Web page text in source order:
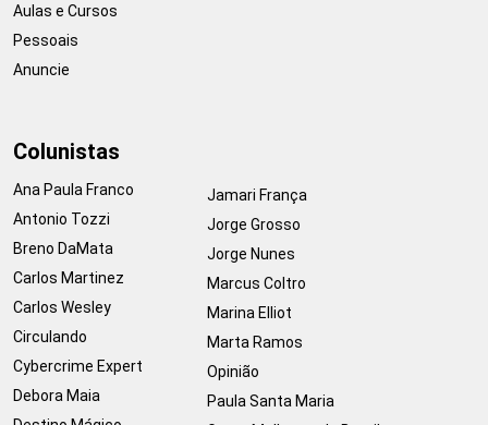
Aulas e Cursos
Pessoais
Anuncie
Colunistas
Ana Paula Franco
Antonio Tozzi
Breno DaMata
Carlos Martinez
Carlos Wesley
Circulando
Cybercrime Expert
Debora Maia
Jamari França
Jorge Grosso
Jorge Nunes
Marcus Coltro
Marina Elliot
Marta Ramos
Opinião
Paula Santa Maria